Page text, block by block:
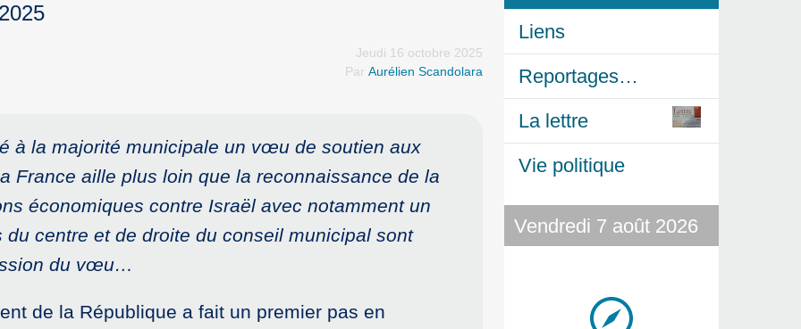
Jeudi 16 octobre 2025
Par Aurélien Scandolara
à la majorité municipale un vœu de soutien aux
France aille plus loin que la reconnaissance de la
économiques contre Israël avec notamment un
centre et de droite du conseil municipal sont
du vœu…
de la République a fait un premier pas en
Liens
Reportages…
La lettre
Vie politique
Vendredi 7 août 2026